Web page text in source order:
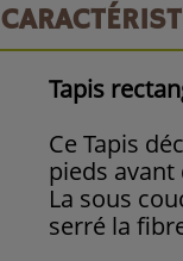
Tapis
Ce Tapis
pieds avant
La sous
serré la